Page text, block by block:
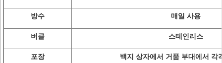
방수 매일 사용
버클 스테인리스
포장 백지 상자에서 거품 부대에서 각